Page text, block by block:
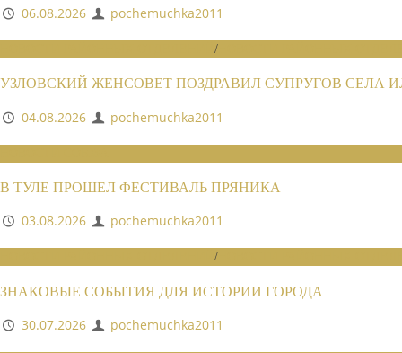
06.08.2026
pochemuchka2011
/
УЗЛОВСКИЙ ЖЕНСОВЕТ ПОЗДРАВИЛ СУПРУГОВ СЕЛА
04.08.2026
pochemuchka2011
В ТУЛЕ ПРОШЕЛ ФЕСТИВАЛЬ ПРЯНИКА
03.08.2026
pochemuchka2011
/
ЗНАКОВЫЕ СОБЫТИЯ ДЛЯ ИСТОРИИ ГОРОДА
30.07.2026
pochemuchka2011